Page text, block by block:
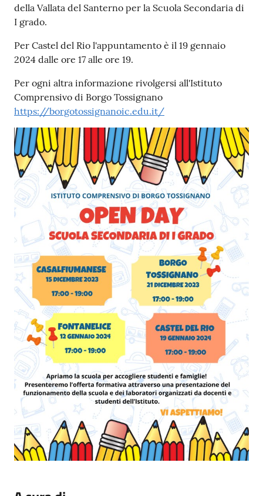
della Vallata del Santerno per la Scuola Secondaria di
I grado.
Per Castel del Rio l'appuntamento è il 19 gennaio
2024 dalle ore 17 alle ore 19.
Per ogni altra informazione rivolgersi all'Istituto
Comprensivo di Borgo Tossignano
https://borgotossignanoic.edu.it/